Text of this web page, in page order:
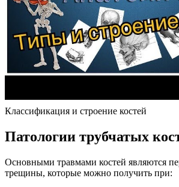
Классификация и строение костей
Патологии трубчатых
Основными травмами костей являются
трещины, которые можно получить при: